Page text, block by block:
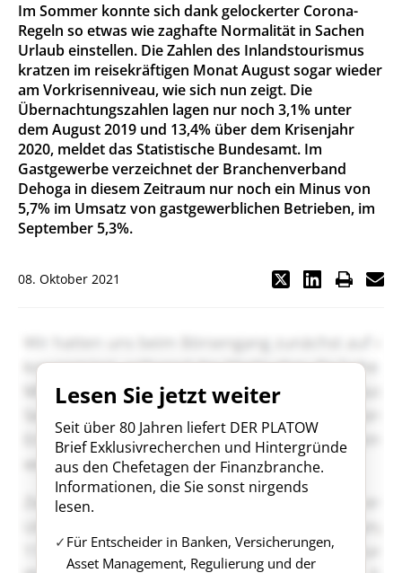
Im Sommer konnte sich dank gelockerter Corona-
Regeln so etwas wie zaghafte Normalität in Sachen
Urlaub einstellen. Die Zahlen des Inlandstourismus
kratzen im reisekräftigen Monat August sogar wieder
am Vorkrisenniveau, wie sich nun zeigt. Die
Übernachtungszahlen lagen nur noch 3,1% unter
dem August 2019 und 13,4% über dem Krisenjahr
2020, meldet das Statistische Bundesamt. Im
Gastgewerbe verzeichnet der Branchenverband
Dehoga in diesem Zeitraum nur noch ein Minus von
5,7% im Umsatz von gastgewerblichen Betrieben, im
September 5,3%.
08. Oktober 2021
Lesen Sie jetzt weiter
Seit über 80 Jahren liefert DER PLATOW
Brief Exklusivrecherchen und Hintergründe
aus den Chefetagen der Finanzbranche.
Informationen, die Sie sonst nirgends
lesen.
Für Entscheider in Banken, Versicherungen,
Asset Management, Regulierung und der